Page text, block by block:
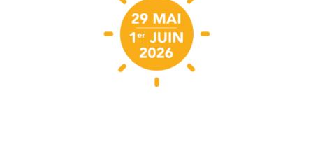
NATURALLY
Paris